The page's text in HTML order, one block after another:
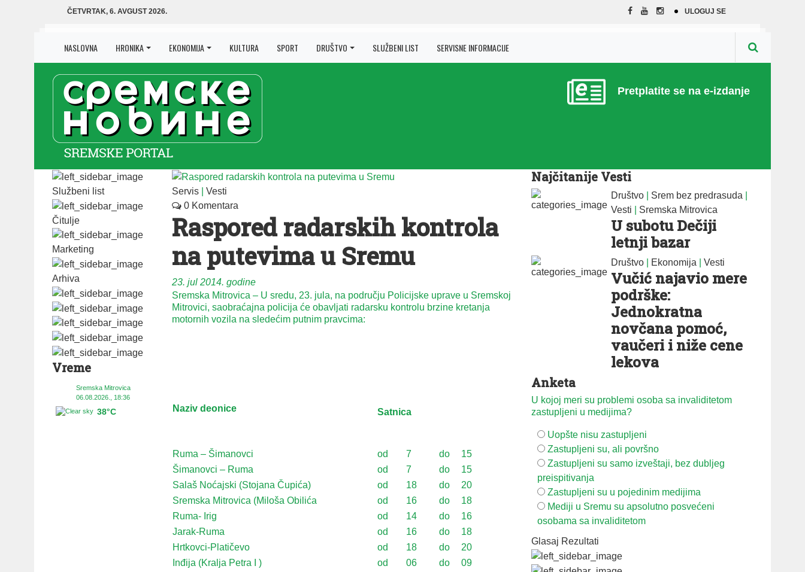
ČETVRTAK, 6. AVGUST 2026. ULOGUJ SE
NASLOVNA HRONIKA EKONOMIJA KULTURA SPORT DRUŠTVO SLUŽBENI LIST SERVISNE INFORMACIJE
Pretplatite se na e-izdanje
Službeni list
Čitulje
Marketing
Arhiva
Vreme
Sremska Mitrovica
06.08.2026., 18:36
38°C
Servis
Vesti
0 Komentara
Raspored radarskih kontrola
na putevima u Sremu
23. jul 2014. godine
Sremska Mitrovica – U sredu, 23. jula, na području Policijske uprave u Sremskoj
Mitrovici, saobraćajna policija će obavljati radarsku kontrolu brzine kretanja
motornih vozila na sledećim putnim pravcima:
Naziv deonice Satnica
Ruma – Šimanovci od 7 do
15
Šimanovci – Ruma
od 7 do
15
Salaš Noćajski (Stojana Čupića)
od 18 do
20
Sremska Mitrovica (Miloša Obilića
od 16 do
18
Ruma- Irig
od 14 do
16
Jarak-Ruma
od 16 do
18
Hrtkovci-Platičevo
od 18 do
20
Inđija (Kralja Petra I )
od 06 do
09
Najčitanije Vesti
Društvo Srem bez predrasuda
Vesti
Sremska Mitrovica
U subotu Dečiji
letnji bazar
Društvo Ekonomija |Vesti
Vučić najavio mere
podrške:
Jednokratna
novčana pomoć,
vaučeri i niže cene
lekova
Anketa
U kojoj meri su problemi osoba sa invaliditetom
zastupljeni u medijima?
Uopšte nisu zastupljeni
Zastupljeni su, ali površno
Zastupljeni su samo izveštaji, bez dubljeg
preispitivanja
Zastupljeni su u pojedinim medijima
Mediji u Sremu su apsolutno posvećeni
osobama sa invaliditetom
Glasaj Rezultati